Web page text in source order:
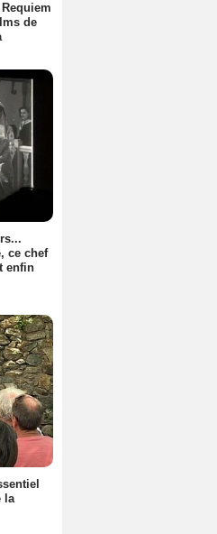
de
ce chef
enfin
la